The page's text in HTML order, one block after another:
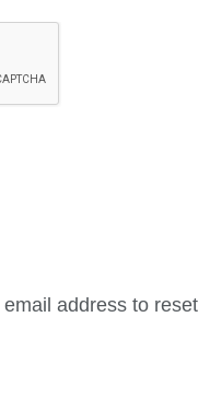
address to reset